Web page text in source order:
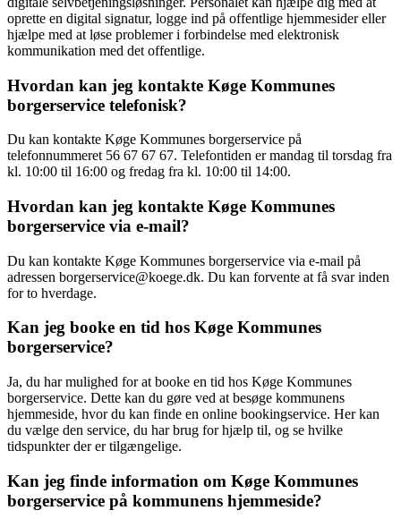
oprette en digital signatur, logge ind på offentlige hjemmesider eller
hjælpe med at løse problemer i forbindelse med elektronisk
kommunikation med det offentlige.
Hvordan kan jeg kontakte Køge Kommunes
borgerservice telefonisk?
Du kan kontakte Køge Kommunes borgerservice på
telefonnummeret 56 67 67 67. Telefontiden er mandag til torsdag fra
kl. 10:00 til 16:00 og fredag fra kl. 10:00 til 14:00.
Hvordan kan jeg kontakte Køge Kommunes
borgerservice via e-mail?
Du kan kontakte Køge Kommunes borgerservice via e-mail på
adressen borgerservice@koege.dk. Du kan forvente at få svar inden
for to hverdage.
Kan jeg booke en tid hos Køge Kommunes
borgerservice?
Ja, du har mulighed for at booke en tid hos Køge Kommunes
borgerservice. Dette kan du gøre ved at besøge kommunens
hjemmeside, hvor du kan finde en online bookingservice. Her kan
du vælge den service, du har brug for hjælp til, og se hvilke
tidspunkter der er tilgængelige.
Kan jeg finde information om Køge Kommunes
borgerservice på kommunens hjemmeside?